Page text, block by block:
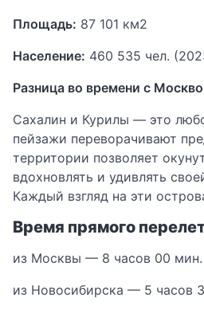
Площадь: 87 101 км2
Население: 460 535 чел.
Разница во времени с
Сахалин и Курилы — это
пейзажи переворачивают
территории позволяет
вдохновлять и удивлять
Каждый взгляд на эти
Время прямого
из Москвы — 8 часов 00 мин.
из Новосибирска — 5 часов